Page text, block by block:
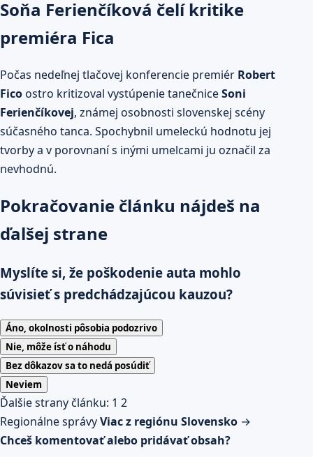
Soňa Ferienčíková čelí kritike
premiéra Fica
Počas nedeľnej tlačovej konferencie premiér Robert
Ficoostro kritizoval vystúpenie tanečniceSoni
Ferienčíkovej, známej osobnosti slovenskej scény
súčasného tanca. Spochybnil umeleckú hodnotu jej
tvorby a v porovnaní s inými umelcami ju označil za
nevhodnú.
Pokračovanie článku nájdeš na
ďalšej strane
Myslíte si, že poškodenie auta mohlo
súvisieť s predchádzajúcou kauzou?
Áno, okolnosti pôsobia podozrivo
Nie, môže ísť o náhodu
Bez dôkazov sa to nedá posúdiť
Neviem
Ďalšie strany článku: 1 2
Regionálne správyViac z regiónu Slovensko →
Chceš komentovať alebo pridávať obsah?